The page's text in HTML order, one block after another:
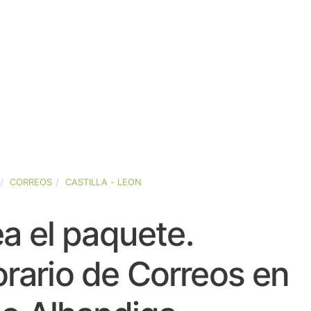
CORREOS CASTILLA - LEON
el paquete.
de Correos en